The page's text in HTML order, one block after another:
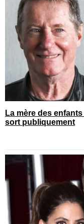
La mère des
sort publiquement